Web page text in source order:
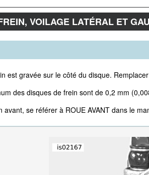
VOILAGE LATÉRAL ET
est gravée sur le côté du disque.
des disques de frein sont de 0,2 mm
se référer à ROUE AVANT dans le